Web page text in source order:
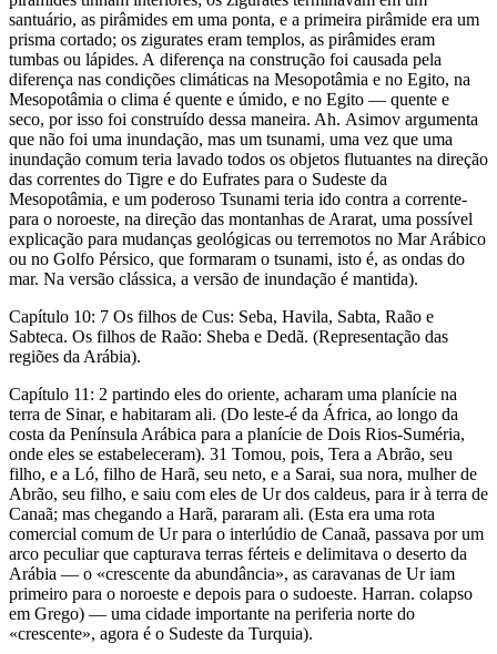
santuário, as pirâmides em uma ponta, e a primeira pirâmide era um
prisma cortado; os zigurates eram templos, as pirâmides eram
tumbas ou lápides. A diferença na construção foi causada pela
diferença nas condições climáticas na Mesopotâmia e no Egito, na
Mesopotâmia o clima é quente e úmido, e no Egito — quente e
seco, por isso foi construído dessa maneira. Ah. Asimov argumenta
que não foi uma inundação, mas um tsunami, uma vez que uma
inundação comum teria lavado todos os objetos flutuantes na direção
das correntes do Tigre e do Eufrates para o Sudeste da
Mesopotâmia, e um poderoso Tsunami teria ido contra a corrente-
para o noroeste, na direção das montanhas de Ararat, uma possível
explicação para mudanças geológicas ou terremotos no Mar Arábico
ou no Golfo Pérsico, que formaram o tsunami, isto é, as ondas do
mar. Na versão clássica, a versão de inundação é mantida).
Capítulo 10: 7 Os filhos de Cus: Seba, Havila, Sabta, Raão e
Sabteca. Os filhos de Raão: Sheba e Dedã. (Representação das
regiões da Arábia).
Capítulo 11: 2 partindo eles do oriente, acharam uma planície na
terra de Sinar, e habitaram ali. (Do leste-é da África, ao longo da
costa da Península Arábica para a planície de Dois Rios-Suméria,
onde eles se estabeleceram). 31 Tomou, pois, Tera a Abrão, seu
filho, e a Ló, filho de Harã, seu neto, e a Sarai, sua nora, mulher de
Abrão, seu filho, e saiu com eles de Ur dos caldeus, para ir à terra de
Canaã; mas chegando a Harã, pararam ali. (Esta era uma rota
comercial comum de Ur para o interlúdio de Canaã, passava por um
arco peculiar que capturava terras férteis e delimitava o deserto da
Arábia — o «crescente da abundância», as caravanas de Ur iam
primeiro para o noroeste e depois para o sudoeste. Harran. colapso
em Grego) — uma cidade importante na periferia norte do
«crescente», agora é o Sudeste da Turquia).